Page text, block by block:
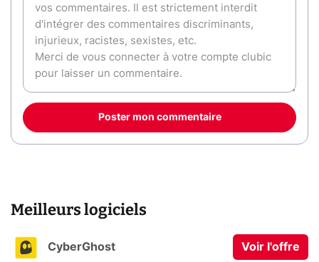
Poster mon commentaire
Meilleurs logiciels
CyberGhost Voir l'offre